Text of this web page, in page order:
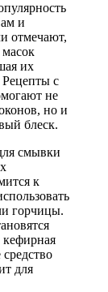
и
отмечают,
их
Рецепты с
не
но и
блеск.
смывки
к
горчицы.
для